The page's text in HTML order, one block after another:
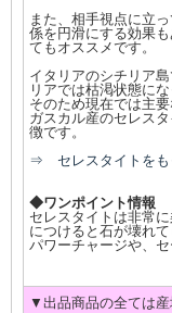
また、相手視点に立
係を円滑にする効果
てもオススメです。
イタリアのシチリア
リアでは枯渇状態に
そのため現在では主
ガスカル産のセレス
徴です。
⇒ セレスタイトをも
◆ワンポイント情報
セレスタイトは非常
につけると石が壊れ
パワーチャージや、セ
▼出品商品の全ては